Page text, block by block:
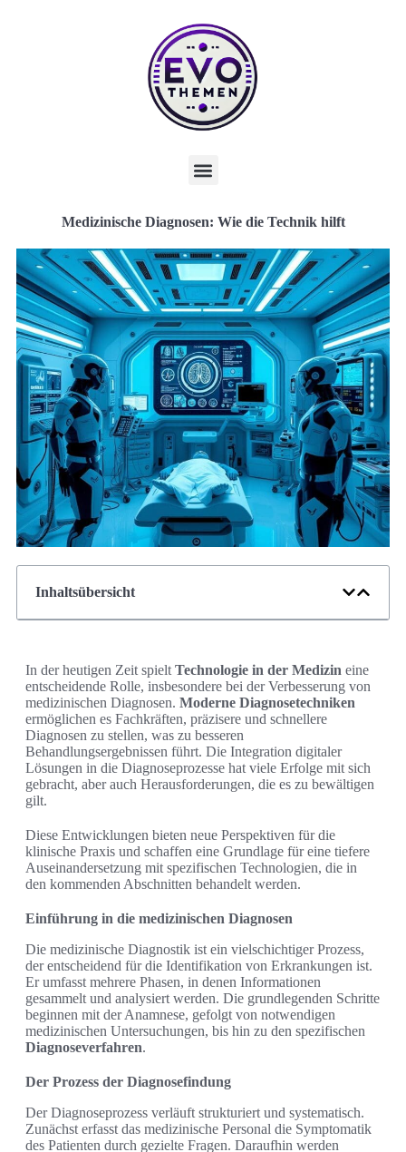
Medizinische Diagnosen: Wie die Technik hilft
Inhaltsübersicht
In der heutigen Zeit spielt Technologie in der Medizin eine
entscheidende Rolle, insbesondere bei der Verbesserung von
medizinischen Diagnosen. Moderne Diagnosetechniken
ermöglichen es Fachkräften, präzisere und schnellere
Diagnosen zu stellen, was zu besseren
Behandlungsergebnissen führt. Die Integration digitaler
Lösungen in die Diagnoseprozesse hat viele Erfolge mit sich
gebracht, aber auch Herausforderungen, die es zu bewältigen
gilt.
Diese Entwicklungen bieten neue Perspektiven für die
klinische Praxis und schaffen eine Grundlage für eine tiefere
Auseinandersetzung mit spezifischen Technologien, die in
den kommenden Abschnitten behandelt werden.
Einführung in die medizinischen Diagnosen
Die medizinische Diagnostik ist ein vielschichtiger Prozess,
der entscheidend für die Identifikation von Erkrankungen ist.
Er umfasst mehrere Phasen, in denen Informationen
gesammelt und analysiert werden. Die grundlegenden Schritte
beginnen mit der Anamnese, gefolgt von notwendigen
medizinischen Untersuchungen, bis hin zu den spezifischen
Diagnoseverfahren.
Der Prozess der Diagnosefindung
Der Diagnoseprozess verläuft strukturiert und systematisch.
Zunächst erfasst das medizinische Personal die Symptomatik
des Patienten durch gezielte Fragen. Daraufhin werden